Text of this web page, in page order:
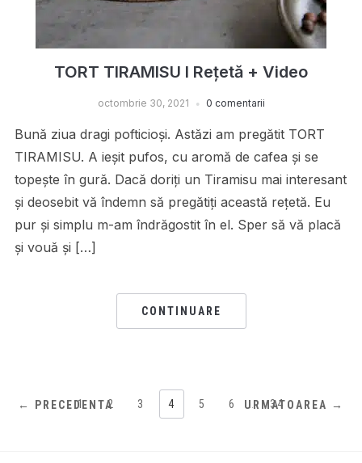
TORT TIRAMISU I Rețetă + Video
octombrie 30, 2021 0 comentarii
Bună ziua dragi pofticioși. Astăzi am pregătit TORT
TIRAMISU. A ieșit pufos, cu aromă de cafea și se
topește în gură. Dacă doriți un Tiramisu mai interesant
și deosebit vă îndemn să pregătiți această rețetă. Eu
pur și simplu m-am îndrăgostit în el. Sper să vă placă
și vouă și […]
CONTINUARE
← PRECEDENTA
1 2 3 4 5 6 … 34
URMATOAREA →